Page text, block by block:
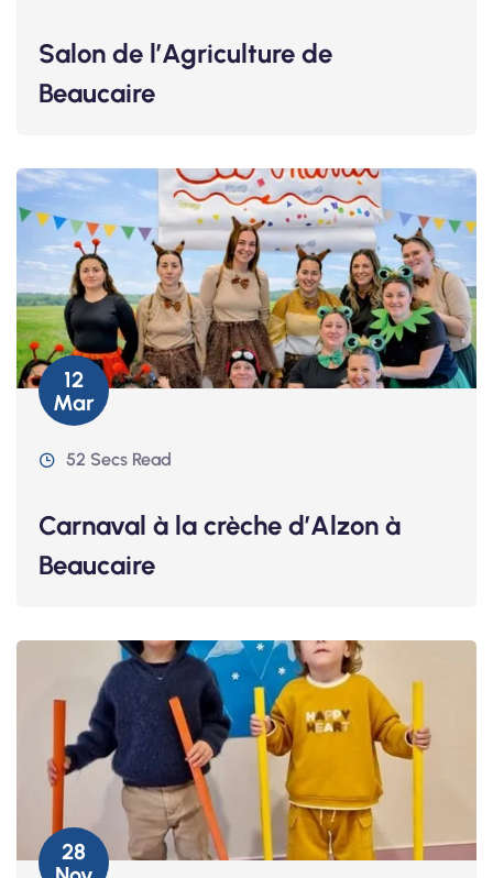
Salon de l’Agriculture de
Beaucaire
12
Mar
52 Secs Read
Carnaval à la crèche d’Alzon à
Beaucaire
28